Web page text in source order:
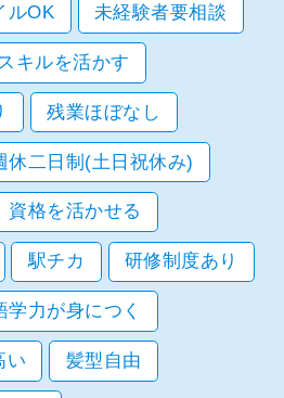
ルOK 未経験者要相談
キルを活かす
残業ほぼなし
休二日制(土日祝休み)
資格を活かせる
駅チカ 研修制度あり
学力が身につく
い 髪型自由